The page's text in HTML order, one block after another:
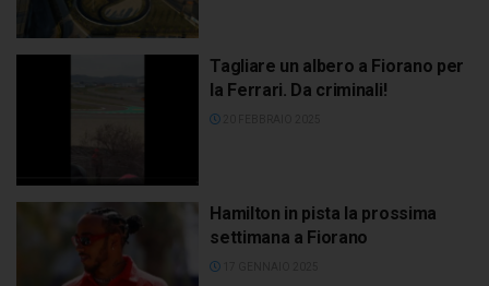
Tagliare un albero a Fiorano per
la Ferrari. Da criminali!
Hamilton in pista la prossima
settimana a Fiorano